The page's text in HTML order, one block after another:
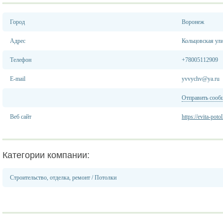
Город Воронеж
Адрес Кольцовская
Телефон +78005112909
E-mail yvvychv@ya.ru
Отправить
Веб сайт https://evita-
Категории компании:
Строительство, отделка, ремонт /Потолки